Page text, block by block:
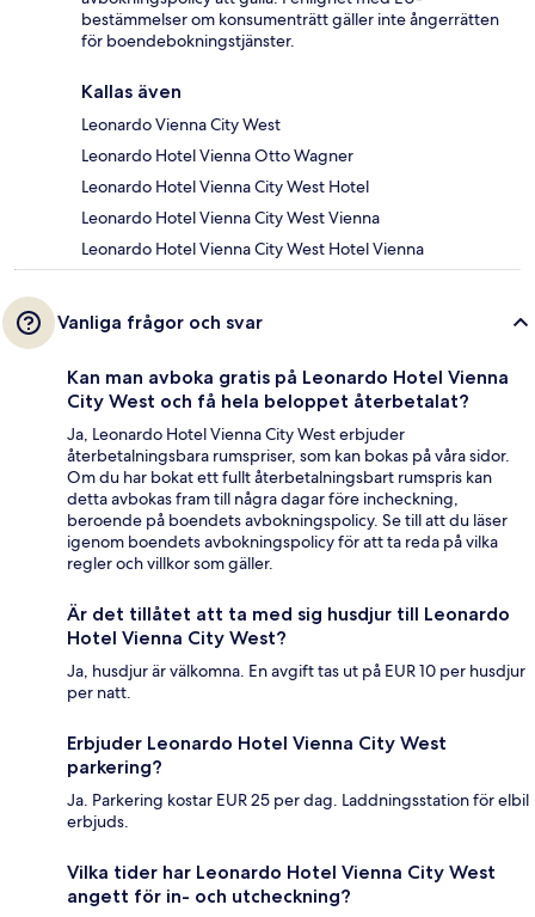
bestämmelser om konsumenträtt gäller inte ångerrätten
för boendebokningstjänster.
Kallas även
Leonardo Vienna City West
Leonardo Hotel Vienna Otto Wagner
Leonardo Hotel Vienna City West Hotel
Leonardo Hotel Vienna City West Vienna
Leonardo Hotel Vienna City West Hotel Vienna
Vanliga frågor och svar
Kan man avboka gratis på Leonardo Hotel Vienna
City West och få hela beloppet återbetalat?
Ja, Leonardo Hotel Vienna City West erbjuder
återbetalningsbara rumspriser, som kan bokas på våra sidor.
Om du har bokat ett fullt återbetalningsbart rumspris kan
detta avbokas fram till några dagar före incheckning,
beroende på boendets avbokningspolicy. Se till att du läser
igenom boendets avbokningspolicy för att ta reda på vilka
regler och villkor som gäller.
Är det tillåtet att ta med sig husdjur till Leonardo
Hotel Vienna City West?
Ja, husdjur är välkomna. En avgift tas ut på EUR 10 per husdjur
per natt.
Erbjuder Leonardo Hotel Vienna City West
parkering?
Ja. Parkering kostar EUR 25 per dag. Laddningsstation för elbil
erbjuds.
Vilka tider har Leonardo Hotel Vienna City West
angett för in- och utcheckning?